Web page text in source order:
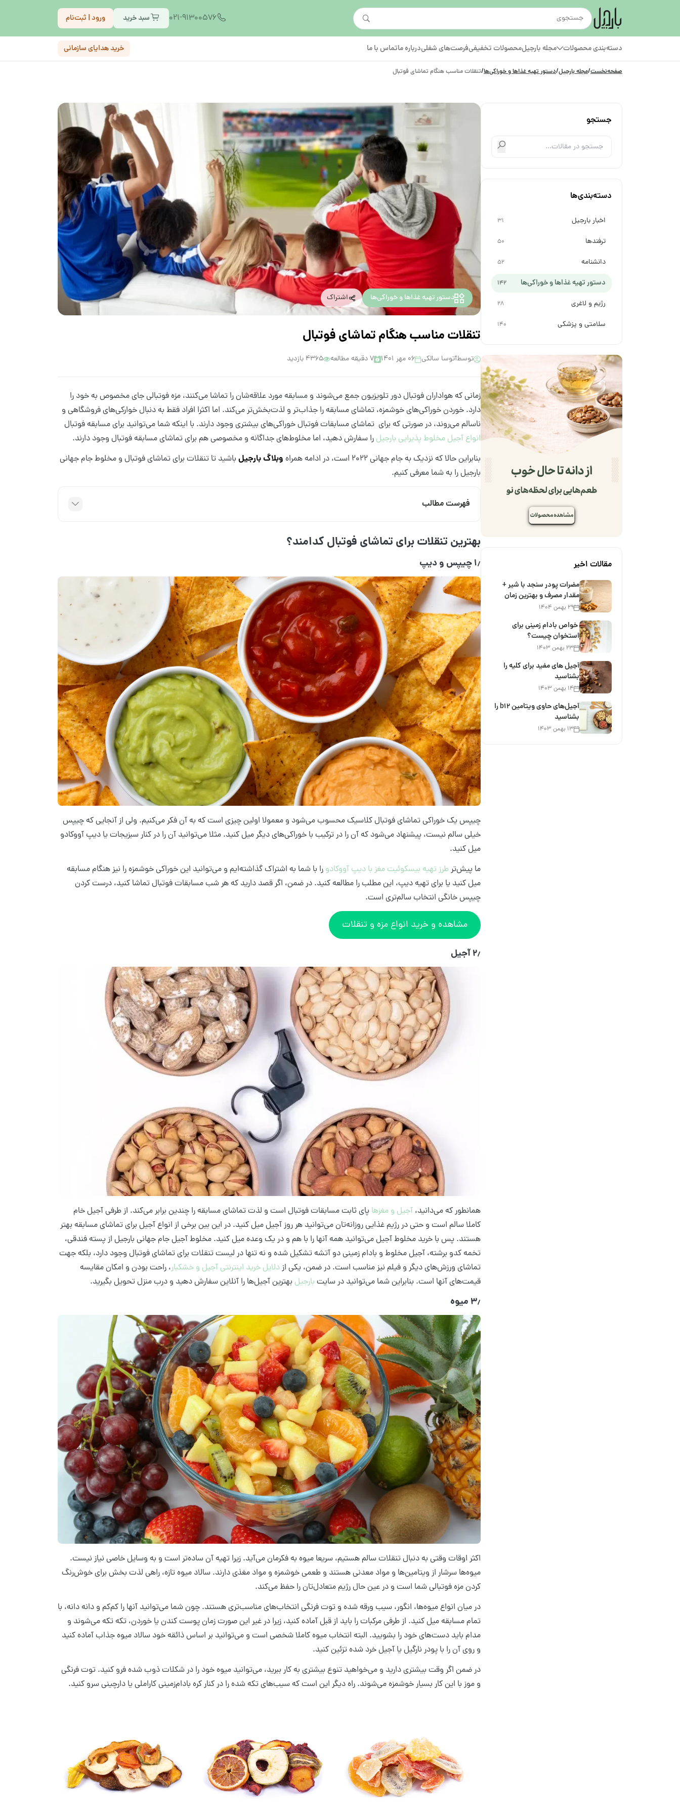
021-91300576 سبد خرید ورود | ثبت‌نام
دسته‌بندی محصولات مجله بارجیلمحصولات تخفیفیفرصت‌های شغلیدرباره ماتماس با ما خرید هدایای سازمانی
صفحه‌نخست/مجله بارجیل/دستور تهیه غذاها و خوراکی‌ها/تنقلات مناسب هنگام تماشای فوتبال
دستور تهیه غذاها و خوراکی‌ها اشتراک
تنقلات مناسب هنگام تماشای فوتبال
توسطآتوسا سالکی ۰۶ مهر ۱۴۰۱ 7 دقیقه مطالعه 4365 بازدید
زمانی که هواداران فوتبال دور تلویزیون جمع می‌شوند و مسابقه مورد علاقه‌شان را تماشا می‌کنند، مزه فوتبالی جای مخصوص به خود را
دارد. خوردن خوراکی‌های خوشمزه، تماشای مسابقه را جذاب‌تر و لذت‌بخش‌تر می‌کند. اما اکثرا افراد فقط به دنبال خوارکی‌های فروشگاهی و
ناسالم می‌روند، در صورتی که برای تماشای مسابقات فوتبال خوراکی‌های بیشتری وجود دارند. با اینکه شما می‌توانید برای مسابقه فوتبال
انواع آجیل مخلوط پذیرایی بارجیل را سفارش دهید، اما مخلوط‌های جداگانه و مخصوصی هم برای تماشای مسابقه فوتبال وجود دارند.
بنابراین حالا که نزدیک به جام جهانی ۲۰۲۲ است، در ادامه همراه
وبلاگ بارجیل باشید تا تنقلات برای تماشای فوتبال و مخلوط جام جهانی
بارجیل را به شما معرفی کنیم.
فهرست مطالب
بهترین تنقلات برای تماشای فوتبال کدامند؟
۱٫ چیپس و دیپ
چیپس یک خوراکی تماشای فوتبال کلاسیک محسوب می‌شود و معمولا اولین چیزی است که به آن فکر می‌کنیم. ولی از آنجایی که چیپس
خیلی سالم نیست، پیشنهاد می‌شود که آن را در ترکیب با خوراکی‌های دیگر میل کنید. مثلا می‌توانید آن را در کنار سبزیجات یا دیپ آووکادو
میل کنید.
ما پیش‌تر طرز تهیه بیسکوئیت مغز با دیپ آووکادو را با شما به اشتراک گذاشته‌ایم و می‌توانید این خوراکی خوشمزه را نیز هنگام مسابقه
میل کنید یا برای تهیه دیپ، این مطلب را مطالعه کنید. در ضمن، اگر قصد دارید که هر شب مسابقات فوتبال تماشا کنید، درست کردن
چیپس خانگی انتخاب سالم‌تری است.
مشاهده و خرید انواع مزه و تنقلات
۲٫ آجیل
همانطور که می‌دانید، آجیل و مغزها پای ثابت مسابقات فوتبال است و لذت تماشای مسابقه را چندین برابر می‌کند. از طرفی آجیل خام
کاملا سالم است و حتی در رژیم غذایی روزانه‌تان می‌توانید هر روز آجیل میل کنید. در این بین برخی از انواع آجیل برای تماشای مسابقه بهتر
هستند. پس با خرید مخلوط آجیل می‌توانید همه آنها را با هم و در یک وعده میل کنید. مخلوط آجیل جام جهانی بارجیل از پسته فندقی،
تخمه کدو برشته، آجیل مخلوط و بادام زمینی دو آتشه تشکیل شده و نه تنها در لیست تنقلات برای تماشای فوتبال وجود دارد، بلکه جهت
تماشای ورزش‌های دیگر و فیلم نیز مناسب است. در ضمن، یکی ازدلایل خرید اینترنتی آجیل و خشکبار، راحت بودن و امکان مقایسه
قیمت‌های آنها است. بنابراین شما می‌توانید در سایت بارجیل بهترین آجیل‌ها را آنلاین سفارش دهید و درب منزل تحویل بگیرید.
۳٫ میوه
اکثر اوقات وقتی به دنبال تنقلات سالم هستیم، سریعا میوه به فکرمان می‌آید. زیرا تهیه آن ساده‌تر است و به وسایل خاصی نیاز نیست.
میوه‌ها سرشار از ویتامین‌ها و مواد معدنی هستند و طعمی خوشمزه و مواد مغذی دارند. سالاد میوه تازه، راهی لذت بخش برای خوش‌رنگ
کردن مزه فوتبالی شما است و در عین حال رژیم متعادل‌تان را حفظ می‌کند.
در میان انواع میوه‌ها، انگور، سیب ورقه شده و توت فرنگی انتخاب‌های مناسب‌تری هستند. چون شما می‌توانید آنها را کم‌کم و دانه دانه، با
تمام مسابقه میل کنید. از طرفی مرکبات را باید از قبل آماده کنید، زیرا در غیر این صورت زمان پوست کندن یا خوردن، تکه تکه می‌شوند و
مدام باید دست‌های خود را بشویید. البته انتخاب میوه کاملا شخصی است و می‌توانید بر اساس ذائقه خود سالاد میوه جذاب آماده کنید
و روی آن را با پودر نارگیل یا آجیل خرد شده تزئین کنید.
در ضمن اگر وقت بیشتری دارید و می‌خواهید تنوع بیشتری به کار ببرید، می‌توانید میوه خود را در شکلات ذوب شده فرو کنید. توت فرنگی
و موز با این کار بسیار خوشمزه می‌شوند. راه دیگر این است که سیب‌های تکه شده را در کنار کره بادام‌زمینی کاراملی یا دارچینی سرو کنید.
جستجو
دسته‌بندی‌ها
اخبار بارجیل 31
ترفندها 50
دانشنامه 52
دستور تهیه غذاها و خوراکی‌ها 142
رژیم و لاغری 28
سلامتی و پزشکی 140
مقالات اخیر
مضرات پودر سنجد با شیر +
مقدار مصرف و بهترین زمان
۲۹ بهمن ۱۴۰۴
خواص بادام زمینی برای
استخوان چیست؟
۲۳ بهمن ۱۴۰۳
آجیل های مفید برای کلیه را
بشناسید
۱۴ بهمن ۱۴۰۳
آجیل‌های حاوی ویتامین b12 را
بشناسید
۱۳ بهمن ۱۴۰۳